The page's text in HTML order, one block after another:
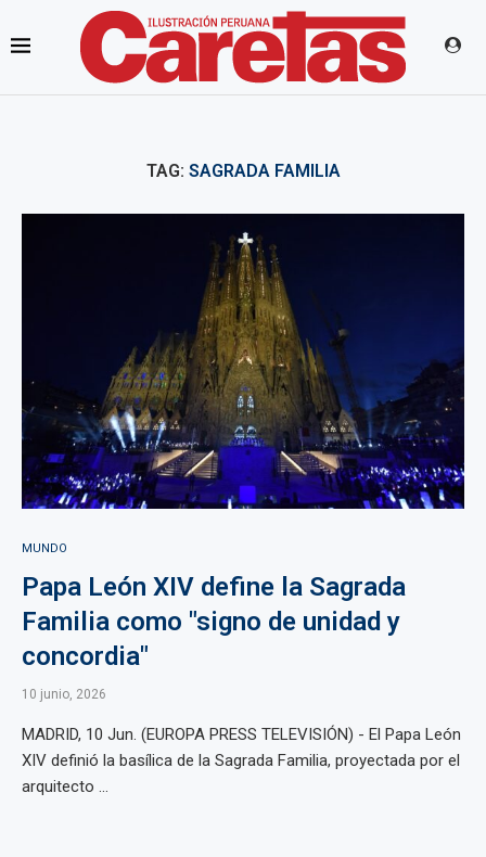
TAG: SAGRADA FAMILIA
MUNDO
Papa León XIV define la Sagrada
Familia como "signo de unidad y
concordia"
10 junio, 2026
MADRID, 10 Jun. (EUROPA PRESS TELEVISIÓN) - El Papa León
XIV definió la basílica de la Sagrada Familia, proyectada por el
arquitecto ...